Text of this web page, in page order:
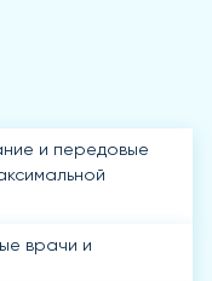
и передовые
врачи и